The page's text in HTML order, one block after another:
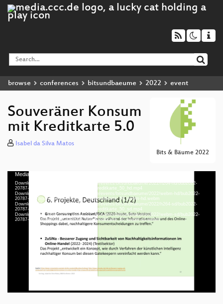
browse conferences bitsundbaeume 2022 event
Bits & Bäume 2022
Souveräner Konsum
mit Kreditkarte 5.0
Isabel da Silva Matos
Video
Player
Media error: Format(s) not supported or source(s) not found
Download File: https://cdn.media.ccc.de/events/bitsundbaeume/2022/h264-hd/bub2022-
20787-deu-Souveraener_Konsum_mit_Kreditkarte_50_hd.mp4
Download File: https://cdn.media.ccc.de/events/bitsundbaeume/2022/webm-hd/bub2022-
20787-deu-Souveraener_Konsum_mit_Kreditkarte_50_webm-hd.webm
Download File: https://cdn.media.ccc.de/events/bitsundbaeume/2022/h264-sd/bub2022-
20787-deu-Souveraener_Konsum_mit_Kreditkarte_50_sd.mp4
Download File: https://cdn.media.ccc.de/events/bitsundbaeume/2022/webm-sd/bub2022-
20787-deu-Souveraener_Konsum_mit_Kreditkarte_50_webm-sd.webmdeu 1080p (mp4)
deu 576p (mp4)